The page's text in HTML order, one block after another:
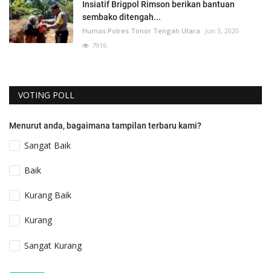
Insiatif Brigpol Rimson berikan bantuan
sembako ditengah...
Humas Polres Timor Tengah Utara
Jun 3, 2020
7916
VOTING POLL
Menurut anda, bagaimana tampilan terbaru kami?
Sangat Baik
Baik
Kurang Baik
Kurang
Sangat Kurang